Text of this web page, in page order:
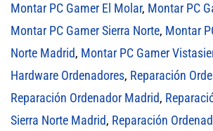
Montar PC Gamer El Molar, Montar PC
Montar PC Gamer Sierra Norte, Montar
Norte Madrid, Montar PC Gamer
Hardware Ordenadores, Reparación
Reparación Ordenador Madrid,
Sierra Norte Madrid, Reparación